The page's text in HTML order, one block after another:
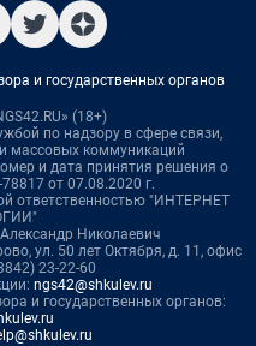
и государственных органов
(18+)
по надзору в сфере связи,
массовых коммуникаций
и дата принятия решения о
от 07.08.2020 г.
ответственностью "ИНТЕРНЕТ
Николаевич
ул. 50 лет Октября, д. 11, офис
23-22-60
ngs42@shkulev.ru
и государственных органов: